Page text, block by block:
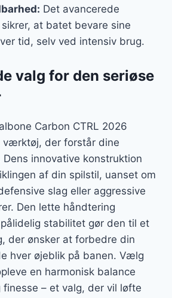
Det avancerede
at batet bevare sine
tid, selv ved intensiv brug.
valg for den seriøse
Carbon CTRL 2026
værktøj, der forstår dine
innovative konstruktion
af din spilstil, uanset om
slag eller aggressive
Den lette håndtering
stabilitet gør den til et
der ønsker at forbedre din
hver øjeblik på banen. Vælg
en harmonisk balance
finesse – et valg, der vil løfte